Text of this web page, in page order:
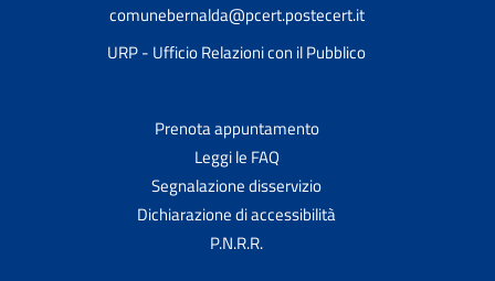
comunebernalda@pcert.postecert.it
URP - Ufficio Relazioni con il Pubblico
Prenota appuntamento
Leggi le FAQ
Segnalazione disservizio
Dichiarazione di accessibilità
P.N.R.R.